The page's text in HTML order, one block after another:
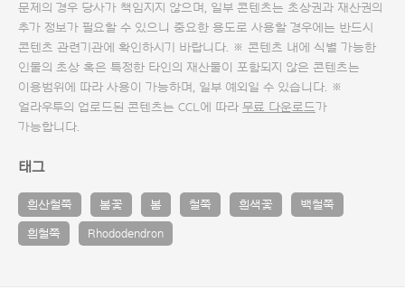
문제의 경우 당사가 책임지지 않으며, 일부 콘텐츠는 초상권과 재산권의
추가 정보가 필요할 수 있으니 중요한 용도로 사용할 경우에는 반드시
콘텐츠 관련기관에 확인하시기 바랍니다. ※ 콘텐츠 내에 식별 가능한
인물의 초상 혹은 특정한 타인의 재산물이 포함되지 않은 콘텐츠는
이용범위에 따라 사용이 가능하며, 일부 예외일 수 있습니다. ※
얼라우투의 업로드된 콘텐츠는 CCL에 따라 무료 다운로드가
가능합니다.
태그
흰산철쭉 봄꽃 봄 철쭉 흰색꽃 백철쭉
흰철쭉 Rhododendron